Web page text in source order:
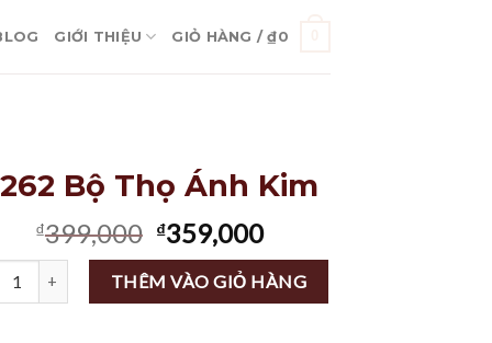
GIỚI THIỆU GIỎ HÀNG /₫0
Bộ Thọ Ánh Kim
₫399,000 Giá
gốc
là:
₫399,000.
₫359,000Giá
hiện
tại
là:
THÊM VÀO GIỎ HÀNG